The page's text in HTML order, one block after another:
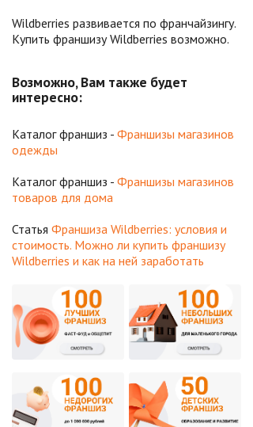
Wildberries развивается по франчайзингу.
Купить франшизу Wildberries возможно.
Возможно, Вам также будет
интересно:
Каталог франшиз - Франшизы магазинов
одежды
Каталог франшиз - Франшизы магазинов
товаров для дома
Статья Франшиза Wildberries: условия и
стоимость. Можно ли купить франшизу
Wildberries и как на ней заработать